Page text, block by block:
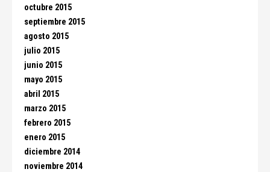
octubre 2015
septiembre 2015
agosto 2015
julio 2015
junio 2015
mayo 2015
abril 2015
marzo 2015
febrero 2015
enero 2015
diciembre 2014
noviembre 2014